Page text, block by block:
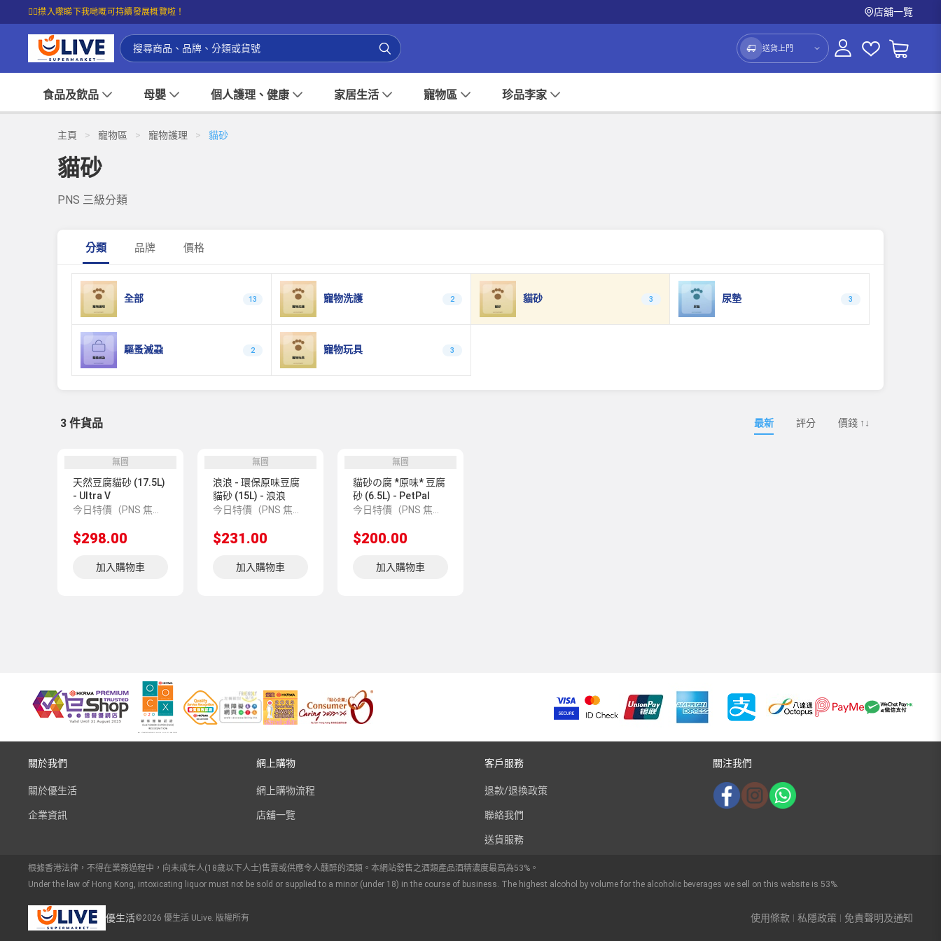
☝🏼㩒入嚟睇下我哋嘅可持續發展概覽啦！ 店舖一覽
送貨上門
食品及飲品 母嬰 個人護理、健康 家居生活 寵物區 珍品李家
主頁 > 寵物區 > 寵物護理 > 貓砂
貓砂
PNS 三級分類
分類 品牌 價格
全部 13 寵物洗護 2 貓砂 3 尿墊 3
驅蚤滅蝨 2 寵物玩具 3
3 件貨品 最新 評分 價錢 ↑↓
無圖
天然豆腐貓砂 (17.5L)
- Ultra V
$298.00
加入購物車
無圖
浪浪 - 環保原味豆腐
貓砂 (15L) - 浪浪
$231.00
加入購物車
無圖
貓砂の腐 *原味* 豆腐
砂 (6.5L) - PetPal
$200.00
加入購物車
關於我們
關於優生活
企業資訊
網上購物
網上購物流程
店舖一覽
客戶服務
退款/退換政策
聯絡我們
送貨服務
關注我們
使用條款 | 私隱政策 | 免責聲明及通知
根據香港法律，不得在業務過程中，向未成年人(18歲以下人士)售賣或供應令人醺醉的酒類。本網站發售之酒類產品酒精濃度最高為53%。
Under the law of Hong Kong, intoxicating liquor must not be sold or supplied to a minor (under 18) in the course of business. The highest alcohol by volume for the alcoholic beverages we sell on this website is 53%.
優生活©2026 優生活 ULive. 版權所有